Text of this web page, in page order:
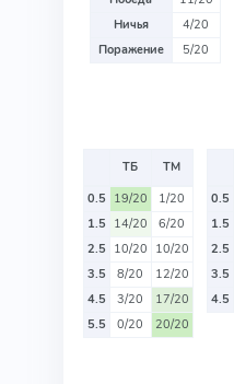
Ничья
4/20
Поражение
5/20
ТБ
ТМ
0.5 19/20
1/20
1.5 14/20
6/20
2.5 10/20 10/20
3.5
8/20
12/20
4.5
3/20
17/20
5.5
0/20 20/20
0.5
1.5
2.5
3.5
4.5